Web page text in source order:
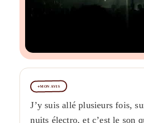
MON AVIS
J’y suis allé plusieurs fois,
nuits électro, et c’est le son